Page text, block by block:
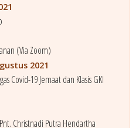
(Via Zoom)
2021
Covid-19 Jemaat dan Klasis GKI
Christnadi Putra Hendartha